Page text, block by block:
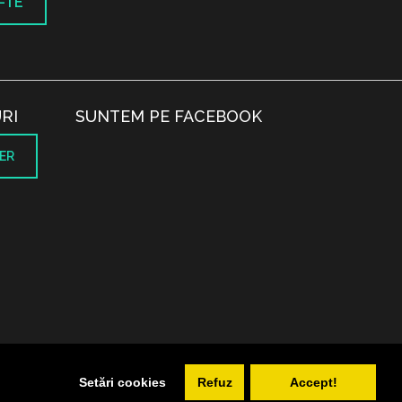
Setări cookies Refuz Accept!
SUNTEM PE FACEBOOK